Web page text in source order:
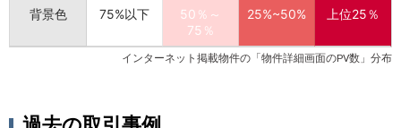
背景色 75%以下
50％～
75％
25%~50% 上位25％
インターネット掲載物件の「物件詳細画面のPV数」分布